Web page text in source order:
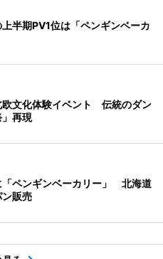
半期PV1位は「ペンギンベーカ
欧文化体験イベント 伝統のダン
」再現
「ペンギンベーカリー」 北海道
販売